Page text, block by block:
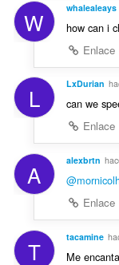
W whalealeays
how can i
Enlace
L LxDurian
can we
Enlace
A alexbrtn
Enlace
T tacamine
Me